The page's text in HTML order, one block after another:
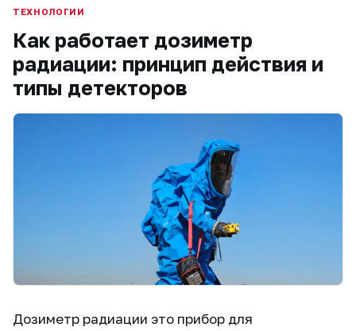
ТЕХНОЛОГИИ
Как работает дозиметр
радиации: принцип действия и
типы детекторов
Дозиметр радиации это прибор для